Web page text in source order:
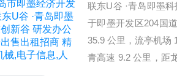
联东U谷 ·青岛即墨
于即墨开发区204国
35.9 公里，流亭机场
青高速 9.2 公里，距